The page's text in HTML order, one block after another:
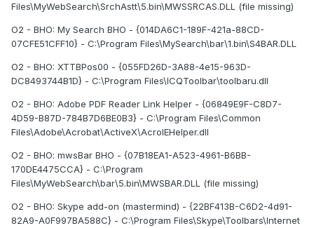
Files\MyWebSearch\SrchAstt\5.bin\MWSSRCAS.DLL (file missing)
O2 - BHO: My Search BHO - {014DA6C1-189F-421a-88CD-
07CFE51CFF10} - C:\Program Files\MySearch\bar\1.bin\S4BAR.DLL
O2 - BHO: XTTBPos00 - {055FD26D-3A88-4e15-963D-
DC8493744B1D} - C:\Program Files\ICQToolbar\toolbaru.dll
O2 - BHO: Adobe PDF Reader Link Helper - {06849E9F-C8D7-
4D59-B87D-784B7D6BE0B3} - C:\Program Files\Common
Files\Adobe\Acrobat\ActiveX\AcroIEHelper.dll
O2 - BHO: mwsBar BHO - {07B18EA1-A523-4961-B6BB-
170DE4475CCA} - C:\Program
Files\MyWebSearch\bar\5.bin\MWSBAR.DLL (file missing)
O2 - BHO: Skype add-on (mastermind) - {22BF413B-C6D2-4d91-
82A9-A0F997BA588C} - C:\Program Files\Skype\Toolbars\Internet